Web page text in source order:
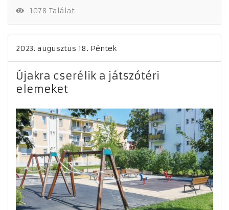
1078 Találat
2023. augusztus 18. Péntek
Újakra cserélik a játszótéri
elemeket